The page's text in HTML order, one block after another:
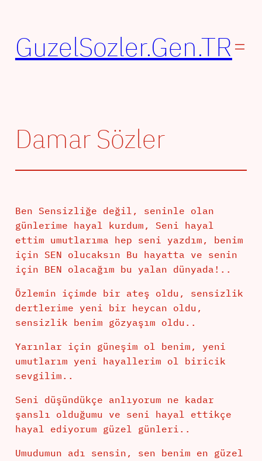
GuzelSozler.Gen.TR
Damar Sözler
Ben Sensizliğe değil, seninle olan
günlerime hayal kurdum, Seni hayal
ettim umutlarıma hep seni yazdım, benim
için SEN olucaksın Bu hayatta ve senin
için BEN olacağım bu yalan dünyada!..
Özlemin içimde bir ateş oldu, sensizlik
dertlerime yeni bir heycan oldu,
sensizlik benim gözyaşım oldu..
Yarınlar için güneşim ol benim, yeni
umutlarım yeni hayallerim ol biricik
sevgilim..
Seni düşündükçe anlıyorum ne kadar
şanslı olduğumu ve seni hayal ettikçe
hayal ediyorum güzel günleri..
Umudumun adı sensin, sen benim en güzel